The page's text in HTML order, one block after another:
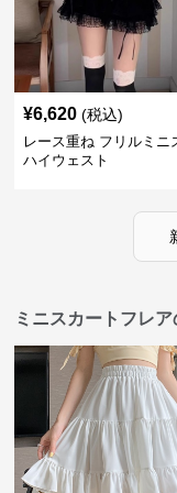
¥6,620 (税込)
レース重ね フリルミニ
ハイウェスト
ミニスカートフレ